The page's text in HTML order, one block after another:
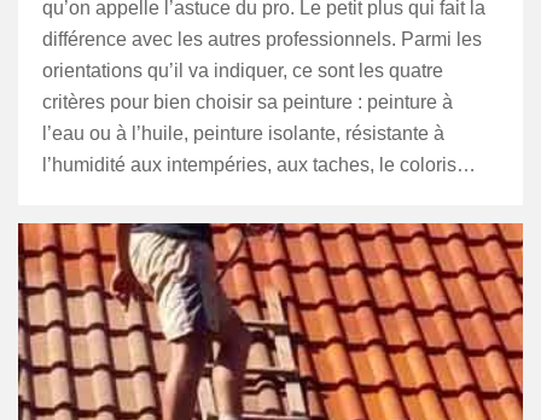
qu’on appelle l’astuce du pro. Le petit plus qui fait la
différence avec les autres professionnels. Parmi les
orientations qu’il va indiquer, ce sont les quatre
critères pour bien choisir sa peinture : peinture à
l’eau ou à l’huile, peinture isolante, résistante à
l’humidité aux intempéries, aux taches, le coloris…